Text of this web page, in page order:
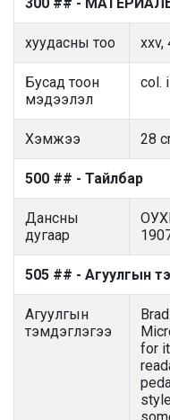
хуудасны тоо xxv,
Бусад тоон
мэдээлэл
col.
Хэмжээ 28
500 ## - Тайлбар
Дансны
дугаар
505 ## - Агуулгын
Агуулгын
тэмдэглэгээ
for